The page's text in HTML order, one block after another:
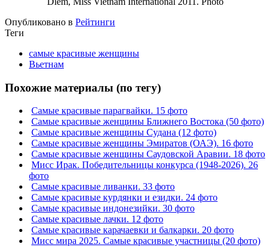
Опубликовано в Рейтинги
Теги
самые красивые женщины
Вьетнам
Похожие материалы (по тегу)
Самые красивые парагвайки. 15 фото
Самые красивые женщины Ближнего Востока (50 фото)
Самые красивые женщины Судана (12 фото)
Самые красивые женщины Эмиратов (ОАЭ). 16 фото
Самые красивые женщины Саудовской Аравии. 18 фото
Мисс Ирак. Победительницы конкурса (1948-2026). 26
фото
Самые красивые ливанки. 33 фото
Самые красивые курдянки и езидки. 24 фото
Самые красивые индонезийки. 30 фото
Самые красивые лачки. 12 фото
Самые красивые карачаевки и балкарки. 20 фото
Мисс мира 2025. Самые красивые участницы (20 фото)